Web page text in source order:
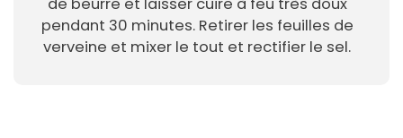
pendant 30 minutes. Retirer les feuilles de
verveine et mixer le tout et rectifier le sel.